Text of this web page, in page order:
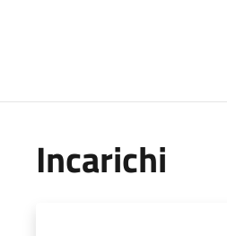
Incarichi